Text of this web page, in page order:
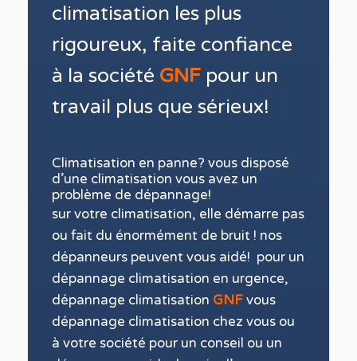
climatisation les plus
rigoureux, faite confiance
à la société GNF pour un
travail plus que sérieux!
Climatisation en panne? vous disposé
d’une climatisation vous avez un
problème de dépannage!
survotre climatisation, elle démarre pas
ou fait du énormément de bruit ! nos
dépanneurs peuvent vous aidé! pour un
dépannage climatisation en urgence,
dépannage climatisation GNFvous
dépannage climatisation chez vous ou
à votre société pour un conseil ou un